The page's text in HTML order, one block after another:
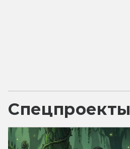
Спецпроекты